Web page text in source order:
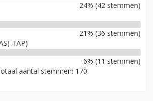
24% (42 stemmen)
21% (36 stemmen)
TAP)
6% (11 stemmen)
aantal stemmen: 170